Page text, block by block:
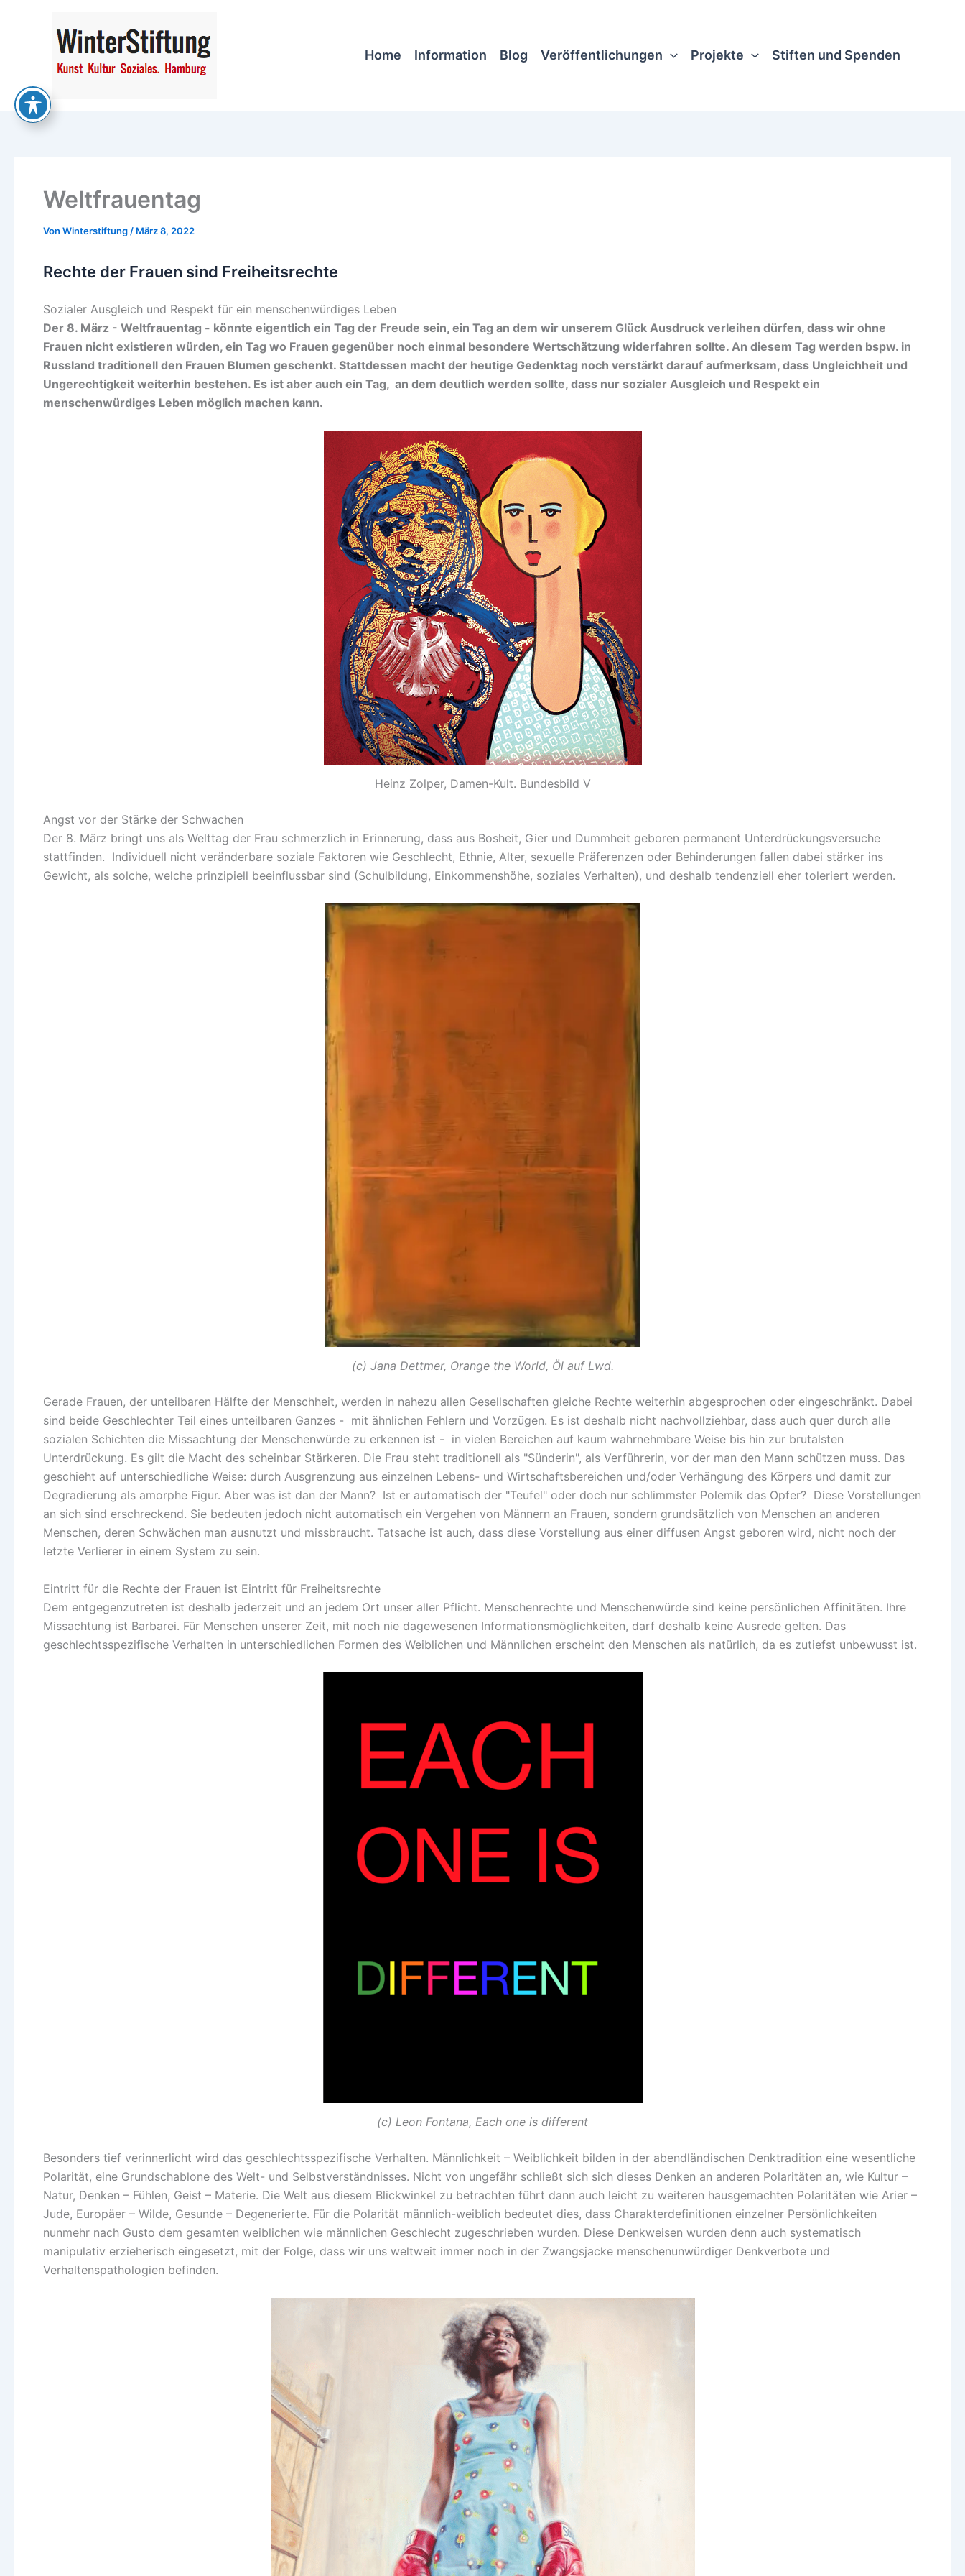
Home Information Blog Veröffentlichungen Projekte Stiften und Spenden
Weltfrauentag
Von Winterstiftung / März 8, 2022
Rechte der Frauen sind Freiheitsrechte
Sozialer Ausgleich und Respekt für ein menschenwürdiges Leben
Der 8. März - Weltfrauentag - könnte eigentlich ein Tag der Freude sein, ein Tag an dem wir unserem Glück Ausdruck verleihen dürfen, dass wir ohne
Frauen nicht existieren würden, ein Tag wo Frauen gegenüber noch einmal besondere Wertschätzung widerfahren sollte. An diesem Tag werden bspw. in
Russland traditionell den Frauen Blumen geschenkt. Stattdessen macht der heutige Gedenktag noch verstärkt darauf aufmerksam, dass Ungleichheit und
Ungerechtigkeit weiterhin bestehen. Es ist aber auch ein Tag, an dem deutlich werden sollte, dass nur sozialer Ausgleich und Respekt ein
menschenwürdiges Leben möglich machen kann.
Heinz Zolper, Damen-Kult. Bundesbild V
Angst vor der Stärke der Schwachen
Der 8. März bringt uns als Welttag der Frau schmerzlich in Erinnerung, dass aus Bosheit, Gier und Dummheit geboren permanent Unterdrückungsversuche
stattfinden. Individuell nicht veränderbare soziale Faktoren wie Geschlecht, Ethnie, Alter, sexuelle Präferenzen oder Behinderungen fallen dabei stärker ins
Gewicht, als solche, welche prinzipiell beeinflussbar sind (Schulbildung, Einkommenshöhe, soziales Verhalten), und deshalb tendenziell eher toleriert werden.
(c) Jana Dettmer, Orange the World, Öl auf Lwd.
Gerade Frauen, der unteilbaren Hälfte der Menschheit, werden in nahezu allen Gesellschaften gleiche Rechte weiterhin abgesprochen oder eingeschränkt. Dabei
sind beide Geschlechter Teil eines unteilbaren Ganzes - mit ähnlichen Fehlern und Vorzügen. Es ist deshalb nicht nachvollziehbar, dass auch quer durch alle
sozialen Schichten die Missachtung der Menschenwürde zu erkennen ist - in vielen Bereichen auf kaum wahrnehmbare Weise bis hin zur brutalsten
Unterdrückung. Es gilt die Macht des scheinbar Stärkeren. Die Frau steht traditionell als "Sünderin", als Verführerin, vor der man den Mann schützen muss. Das
geschieht auf unterschiedliche Weise: durch Ausgrenzung aus einzelnen Lebens- und Wirtschaftsbereichen und/oder Verhängung des Körpers und damit zur
Degradierung als amorphe Figur. Aber was ist dan der Mann? Ist er automatisch der "Teufel" oder doch nur schlimmster Polemik das Opfer? Diese Vorstellungen
an sich sind erschreckend. Sie bedeuten jedoch nicht automatisch ein Vergehen von Männern an Frauen, sondern grundsätzlich von Menschen an anderen
Menschen, deren Schwächen man ausnutzt und missbraucht. Tatsache ist auch, dass diese Vorstellung aus einer diffusen Angst geboren wird, nicht noch der
letzte Verlierer in einem System zu sein.
Eintritt für die Rechte der Frauen ist Eintritt für Freiheitsrechte
Dem entgegenzutreten ist deshalb jederzeit und an jedem Ort unser aller Pflicht. Menschenrechte und Menschenwürde sind keine persönlichen Affinitäten. Ihre
Missachtung ist Barbarei. Für Menschen unserer Zeit, mit noch nie dagewesenen Informationsmöglichkeiten, darf deshalb keine Ausrede gelten. Das
geschlechtsspezifische Verhalten in unterschiedlichen Formen des Weiblichen und Männlichen erscheint den Menschen als natürlich, da es zutiefst unbewusst ist.
(c) Leon Fontana, Each one is different
Besonders tief verinnerlicht wird das geschlechtsspezifische Verhalten. Männlichkeit – Weiblichkeit bilden in der abendländischen Denktradition eine wesentliche
Polarität, eine Grundschablone des Welt- und Selbstverständnisses. Nicht von ungefähr schließt sich sich dieses Denken an anderen Polaritäten an, wie Kultur –
Natur, Denken – Fühlen, Geist – Materie. Die Welt aus diesem Blickwinkel zu betrachten führt dann auch leicht zu weiteren hausgemachten Polaritäten wie Arier –
Jude, Europäer – Wilde, Gesunde – Degenerierte. Für die Polarität männlich-weiblich bedeutet dies, dass Charakterdefinitionen einzelner Persönlichkeiten
nunmehr nach Gusto dem gesamten weiblichen wie männlichen Geschlecht zugeschrieben wurden. Diese Denkweisen wurden denn auch systematisch
manipulativ erzieherisch eingesetzt, mit der Folge, dass wir uns weltweit immer noch in der Zwangsjacke menschenunwürdiger Denkverbote und
Verhaltenspathologien befinden.